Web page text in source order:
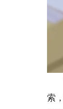
甘
索